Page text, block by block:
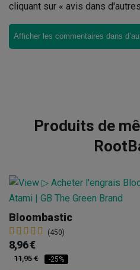
cliquant sur « avis dans
Afficher les commentaires dans
Produits de
Bloombastic
(450)
8,96 €
11,95 € -25%